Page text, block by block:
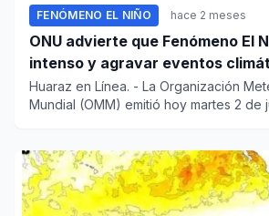
FENÓMENO EL NIÑO hace 2 meses
ONU advierte que Fenómeno El
intenso y agravar eventos
Huaraz en Línea. - La Organización
Mundial (OMM) emitió hoy martes 2 de